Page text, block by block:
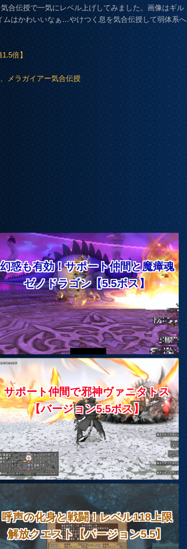
合伝授で一気にレベル上げしてみました。画像はギル
ムはかわいいなぁ…やけつく息を気合伝授して弱体系へ
倍】
メラガイアー気合伝授
幻惑も有効！サポート仲間と魔瘴魂
ゼノドラゴン【5.5ボス】
サポート仲間で邪神ヴァニタトス
【バージョン5.5ボス】
呼声の化身と戦闘！レベル118上限
解放クエスト【バージョン5.5】